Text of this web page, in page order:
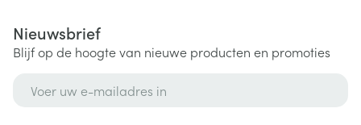
Nieuwsbrief
Blijf op de hoogte van nieuwe producten en promoties